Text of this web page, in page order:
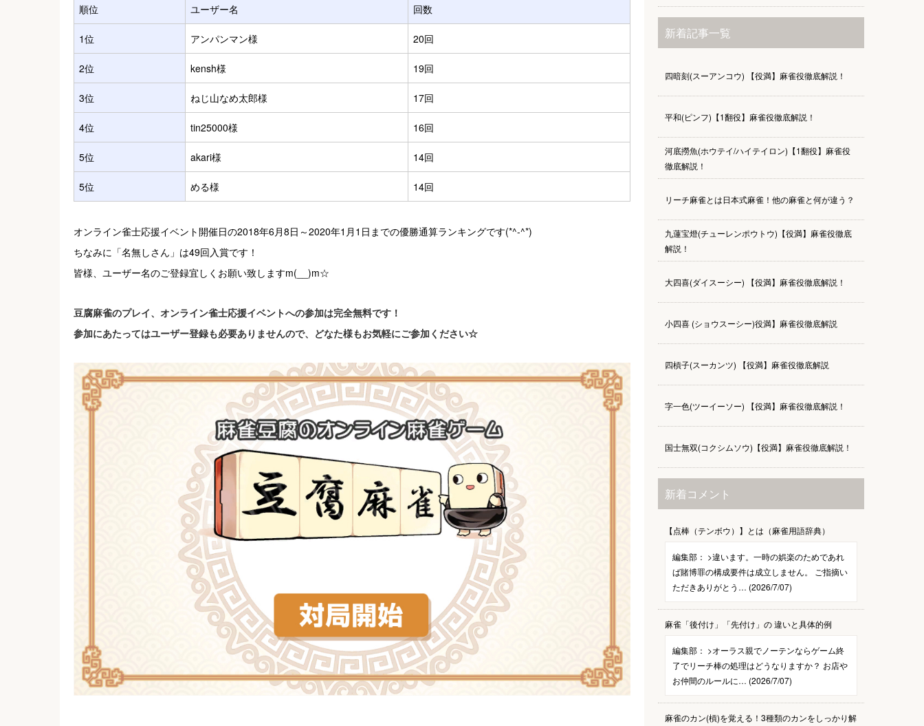
順位 ユーザー名 回数
1位 アンパンマン様 20回
2位 kensh様 19回
3位 ねじ山なめ太郎様 17回
4位 tin25000様 16回
5位 akari様 14回
5位 める様 14回
オンライン雀士応援イベント開催日の2018年6月8日～2020年1月1日までの優勝通算ランキングです(*^-^*)
ちなみに「名無しさん」は49回入賞です！
皆様、ユーザー名のご登録宜しくお願い致しますm(__)m☆
豆腐麻雀のプレイ、オンライン雀士応援イベントへの参加は完全無料です！
参加にあたってはユーザー登録も必要ありませんので、どなた様もお気軽にご参加ください☆
新着記事一覧
四暗刻(スーアンコウ) 【役満】麻雀役徹底解説！
平和(ピンフ)【1翻役】麻雀役徹底解説！
河底撈魚(ホウテイ/ハイテイロン)【1翻役】麻雀役
徹底解説！
リーチ麻雀とは日本式麻雀！他の麻雀と何が違う？
九蓮宝燈(チューレンポウトウ)【役満】麻雀役徹底
解説！
大四喜(ダイスーシー) 【役満】麻雀役徹底解説！
小四喜 (ショウスーシー)役満】麻雀役徹底解説
四槓子(スーカンツ) 【役満】麻雀役徹底解説
字一色(ツーイーソー) 【役満】麻雀役徹底解説！
国士無双(コクシムソウ)【役満】麻雀役徹底解説！
新着コメント
【点棒（テンボウ）】とは（麻雀用語辞典）
編集部： >違います。一時の娯楽のためであれ
ば賭博罪の構成要件は成立しません。 ご指摘い
ただきありがとう… (2026/7/07)
麻雀「後付け」「先付け」の 違いと具体的例
編集部： >オーラス親でノーテンならゲーム終
了でリーチ棒の処理はどうなりますか？ お店や
お仲間のルールに… (2026/7/07)
麻雀のカン(槓)を覚える！3種類のカンをしっかり解